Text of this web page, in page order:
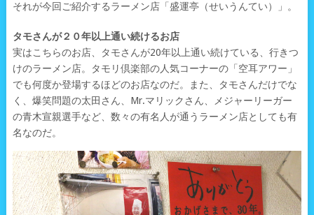
それが今回ご紹介するラーメン店「盛運亭（せいうんてい）」。
タモさんが２０年以上通い続けるお店
実はこちらのお店、タモさんが20年以上通い続けている、行きつ
けのラーメン店。タモリ倶楽部の人気コーナーの「空耳アワー」
でも何度か登場するほどのお店なのだ。また、タモさんだけでな
く、爆笑問題の太田さん、Mr.マリックさん、メジャーリーガー
の青木宣親選手など、数々の有名人が通うラーメン店としても有
名なのだ。